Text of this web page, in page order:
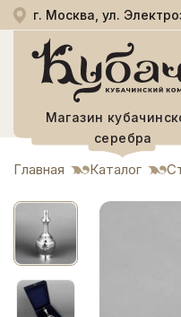
г. Москва, ул.
Магазин
серебра
Главная Каталог